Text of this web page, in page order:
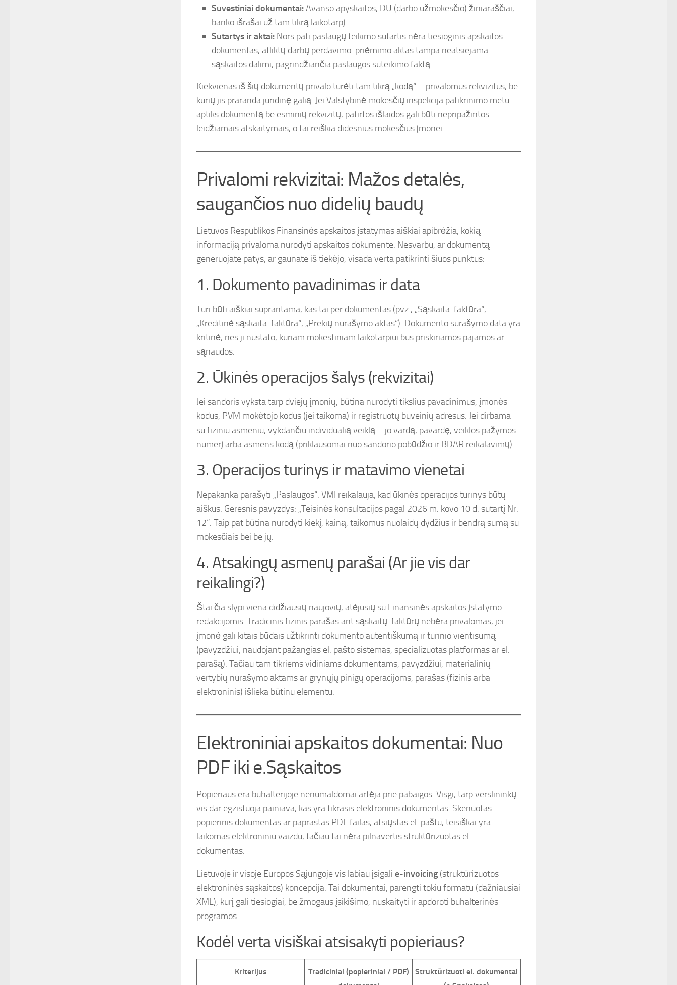
Suvestiniai dokumentai:Avanso apyskaitos, DU (darbo užmokesčio) žiniaraščiai,
banko išrašai už tam tikrą laikotarpį.
Sutartys ir aktai: Nors pati paslaugų teikimo sutartis nėra tiesioginis apskaitos
dokumentas, atliktų darbų perdavimo-priėmimo aktas tampa neatsiejama
sąskaitos dalimi, pagrindžiančia paslaugos suteikimo faktą.
Kiekvienas iš šių dokumentų privalo turėti tam tikrą „kodą“ – privalomus rekvizitus, be
kurių jis praranda juridinę galią. Jei Valstybinė mokesčių inspekcija patikrinimo metu
aptiks dokumentą be esminių rekvizitų, patirtos išlaidos gali būti nepripažintos
leidžiamais atskaitymais, o tai reiškia didesnius mokesčius įmonei.
Privalomi rekvizitai: Mažos detalės,
saugančios nuo didelių baudų
Lietuvos Respublikos Finansinės apskaitos įstatymas aiškiai apibrėžia, kokią
informaciją privaloma nurodyti apskaitos dokumente. Nesvarbu, ar dokumentą
generuojate patys, ar gaunate iš tiekėjo, visada verta patikrinti šiuos punktus:
1. Dokumento pavadinimas ir data
Turi būti aiškiai suprantama, kas tai per dokumentas (pvz., „Sąskaita-faktūra“,
„Kreditinė sąskaita-faktūra“, „Prekių nurašymo aktas“). Dokumento surašymo data yra
kritinė, nes ji nustato, kuriam mokestiniam laikotarpiui bus priskiriamos pajamos ar
sąnaudos.
2. Ūkinės operacijos šalys (rekvizitai)
Jei sandoris vyksta tarp dviejų įmonių, būtina nurodyti tikslius pavadinimus, įmonės
kodus, PVM mokėtojo kodus (jei taikoma) ir registruotų buveinių adresus. Jei dirbama
su fiziniu asmeniu, vykdančiu individualią veiklą – jo vardą, pavardę, veiklos pažymos
numerį arba asmens kodą (priklausomai nuo sandorio pobūdžio ir BDAR reikalavimų).
3. Operacijos turinys ir matavimo vienetai
Nepakanka parašyti „Paslaugos“. VMI reikalauja, kad ūkinės operacijos turinys būtų
aiškus. Geresnis pavyzdys: „Teisinės konsultacijos pagal 2026 m. kovo 10 d. sutartį Nr.
12“. Taip pat būtina nurodyti kiekį, kainą, taikomus nuolaidų dydžius ir bendrą sumą su
mokesčiais bei be jų.
4. Atsakingų asmenų parašai (Ar jie vis dar
reikalingi?)
Štai čia slypi viena didžiausių naujovių, atėjusių su Finansinės apskaitos įstatymo
redakcijomis. Tradicinis fizinis parašas ant sąskaitų-faktūrų nebėra privalomas, jei
įmonė gali kitais būdais užtikrinti dokumento autentiškumą ir turinio vientisumą
(pavyzdžiui, naudojant pažangias el. pašto sistemas, specializuotas platformas ar el.
parašą). Tačiau tam tikriems vidiniams dokumentams, pavyzdžiui, materialinių
vertybių nurašymo aktams ar grynųjų pinigų operacijoms, parašas (fizinis arba
elektroninis) išlieka būtinu elementu.
Elektroniniai apskaitos dokumentai: Nuo
PDF iki e.Sąskaitos
Popieriaus era buhalterijoje nenumaldomai artėja prie pabaigos. Visgi, tarp verslininkų
vis dar egzistuoja painiava, kas yra tikrasis elektroninis dokumentas. Skenuotas
popierinis dokumentas ar paprastas PDF failas, atsiųstas el. paštu, teisiškai yra
laikomas elektroniniu vaizdu, tačiau tai nėra pilnavertis struktūrizuotas el.
dokumentas.
Lietuvoje ir visoje Europos Sąjungoje vis labiau įsigali e-invoicing (struktūrizuotos
elektroninės sąskaitos) koncepcija. Tai dokumentai, parengti tokiu formatu (dažniausiai
XML), kurį gali tiesiogiai, be žmogaus įsikišimo, nuskaityti ir apdoroti buhalterinės
programos.
Kodėl verta visiškai atsisakyti popieriaus?
Kriterijus
Tradiciniai (popieriniai / PDF)
Struktūrizuoti el. dokumentai